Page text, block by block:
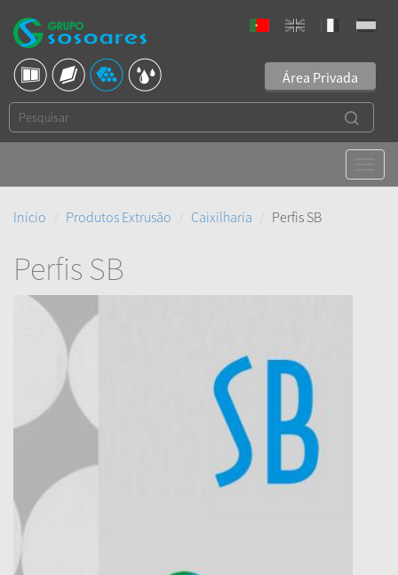
Área Privada
Início Produtos Extrusão Caixilharia Perfis SB
Perfis SB